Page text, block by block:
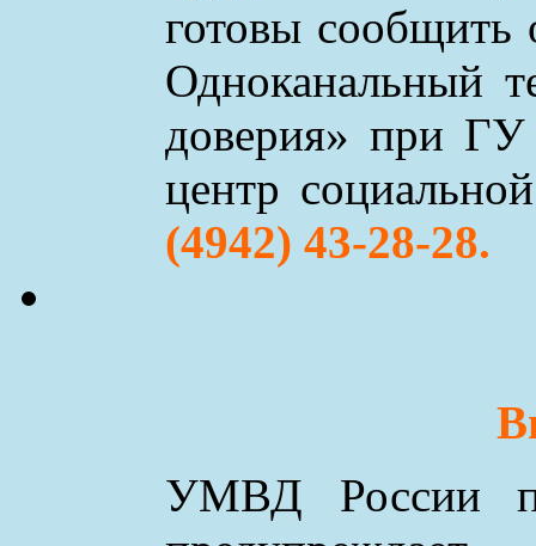
готовы сообщить
Одноканальный
доверия» при ГУ
центр
(4942) 43-28-28.
УМВД России